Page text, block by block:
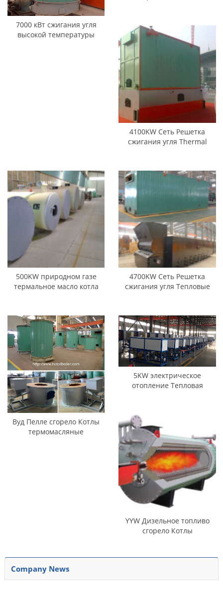
7000 кВт сжигания угля
высокой температуры
4100KW Сеть Решетка
сжигания угля Thermal
500KW природном газе
термальное масло котла
4700KW Сеть Решетка
сжигания угля Тепловые
Вуд Пелле сгорело Котлы
термомасляные
5KW электрическое
отопление Тепловая
YYW Дизельное топливо
сгорело Котлы
Company News